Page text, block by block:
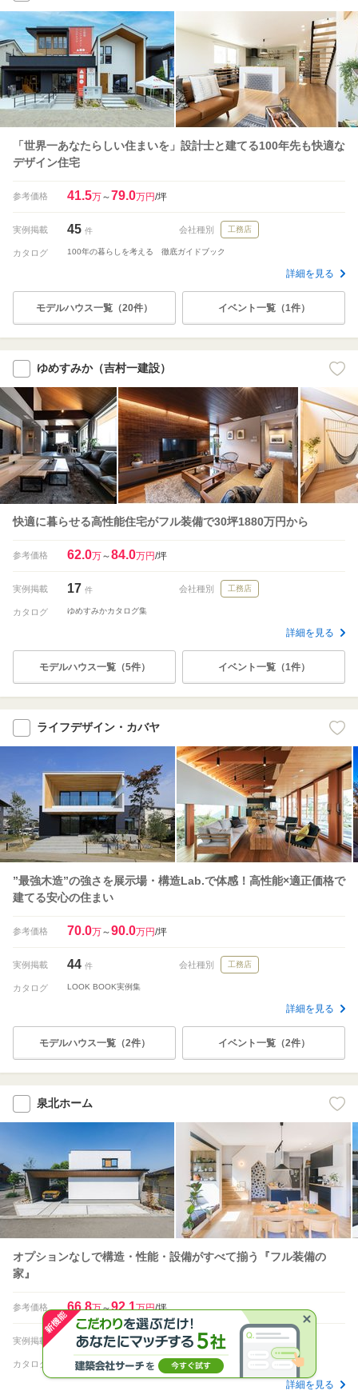
「世界一あなたらしい住まいを」設計士と建てる100年先も快適な
デザイン住宅
参考価格 41.5万～79.0万円/坪
実例掲載 45 件 会社種別 工務店
カタログ 100年の暮らしを考える 徹底ガイドブック
詳細を見る
モデルハウス一覧（20件） イベント一覧（1件）
ゆめすみか（吉村一建設）
快適に暮らせる高性能住宅がフル装備で30坪1880万円から
参考価格 62.0万～84.0万円/坪
実例掲載 17 件 会社種別 工務店
カタログ ゆめすみかカタログ集
詳細を見る
モデルハウス一覧（5件） イベント一覧（1件）
ライフデザイン・カバヤ
”最強木造”の強さを展示場・構造Lab.で体感！高性能×適正価格で
建てる安心の住まい
参考価格 70.0万～90.0万円/坪
実例掲載 44 件 会社種別 工務店
カタログ LOOK BOOK実例集
詳細を見る
モデルハウス一覧（2件） イベント一覧（2件）
泉北ホーム
オプションなしで構造・性能・設備がすべて揃う『フル装備の
家』
参考価格 66.8万～92.1万円/坪
実例掲載 65 件 会社種別 工務店
カタログ 泉北ホームだからできる家づくり。
詳細を見る